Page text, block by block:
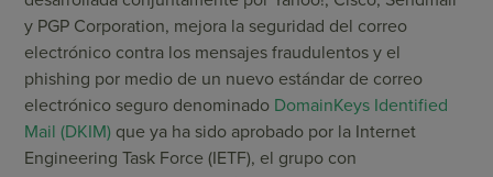
y PGP Corporation, mejora la seguridad del correo
electrónico contra los mensajes fraudulentos y el
phishing por medio de un nuevo estándar de correo
electrónico seguro denominado DomainKeys Identified
Mail (DKIM) que ya ha sido aprobado por la Internet
Engineering Task Force (IETF), el grupo con